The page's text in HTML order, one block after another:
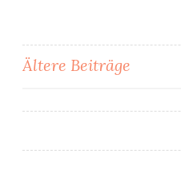
Ältere Beiträge